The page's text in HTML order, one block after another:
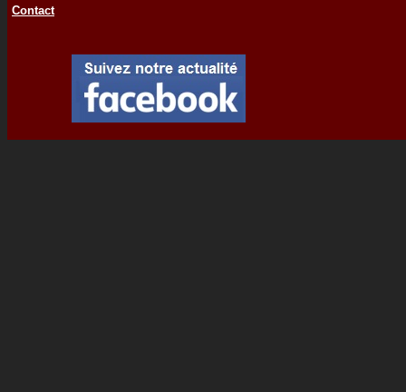
Contact